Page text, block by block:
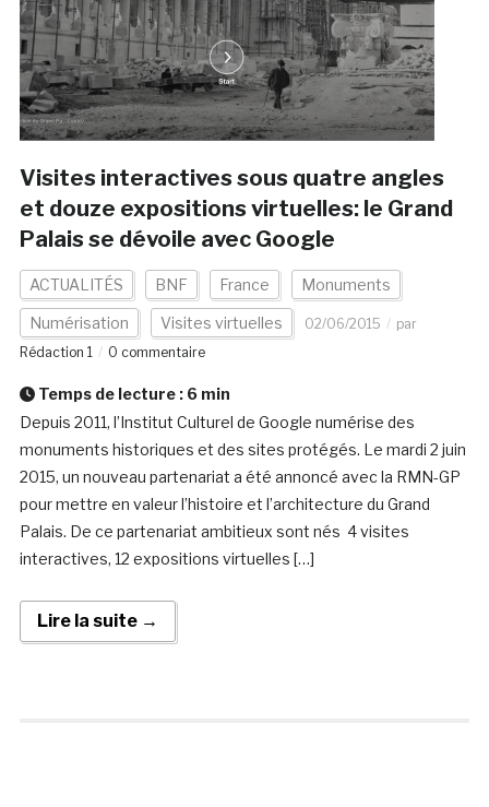
Visites interactives sous quatre angles
et douze expositions virtuelles: le Grand
Palais se dévoile avec Google
ACTUALITÉS BNF France Monuments
Numérisation Visites virtuelles 02/06/2015
par
Rédaction 1
0 commentaire
Temps de lecture : 6 min
Depuis 2011, l’Institut Culturel de Google numérise des
monuments historiques et des sites protégés. Le mardi 2 juin
2015, un nouveau partenariat a été annoncé avec la RMN-GP
pour mettre en valeur l’histoire et l’architecture du Grand
Palais. De ce partenariat ambitieux sont nés 4 visites
interactives, 12 expositions virtuelles […]
Lire la suite →